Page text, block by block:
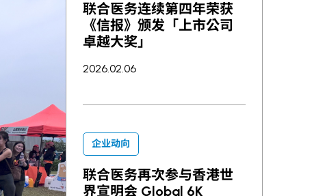
联合医务连续第四年荣获
《信报》颁发「上市公司
卓越大奖」
2026.02.06
企业动向
联合医务再次参与香港世
界宣明会 Global 6K